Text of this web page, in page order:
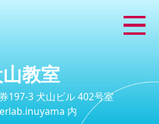
教室
197-3 犬山ビル 402号室
内